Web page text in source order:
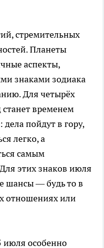
стремительных
Планеты
аспекты,
знаками зодиака
Для четырёх
станет временем
пойдут в гору,
легко, а
самым
этих знаков июля
шансы — будь то в
отношениях или
июля особенно